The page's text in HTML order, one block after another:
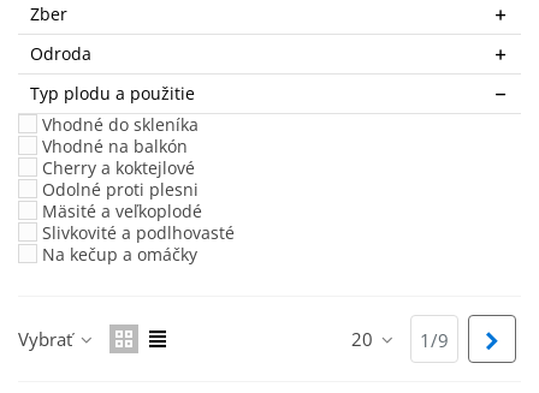
Zber
Odroda
Typ plodu a použitie
Vhodné do skleníka
Vhodné na balkón
Cherry a koktejlové
Odolné proti plesni
Mäsité a veľkoplodé
Slivkovité a podlhovasté
Na kečup a omáčky
Vybrať 20 1/9